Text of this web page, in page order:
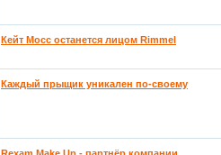
Кейт Мосс останется лицом Rimmel
Каждый прыщик уникален по-своему